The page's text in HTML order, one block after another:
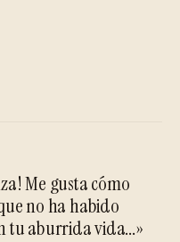
Me gusta cómo
no ha habido
tu aburrida vida...»